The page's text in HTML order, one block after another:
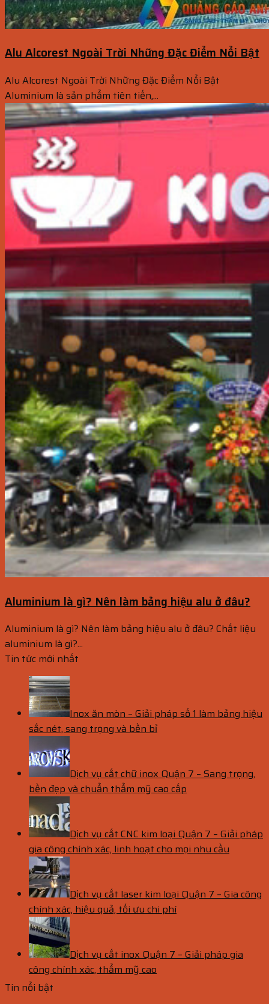
Alu Alcorest Ngoài Trời Những Đặc Điểm Nổi Bật
Alu Alcorest Ngoài Trời Những Đặc Điểm Nổi Bật
Aluminium là sản phẩm tiên tiến,...
Aluminium là gì? Nên làm bảng hiệu alu ở đâu?
Aluminium là gì? Nên làm bảng hiệu alu ở đâu? Chất liệu
aluminium là gì?...
Tin tức mới nhất
Inox ăn mòn – Giải pháp số 1 làm bảng hiệu
sắc nét, sang trọng và bền bỉ
Dịch vụ cắt chữ inox Quận 7 – Sang trọng,
bền đẹp và chuẩn thẩm mỹ cao cấp
Dịch vụ cắt CNC kim loại Quận 7 – Giải pháp
gia công chính xác, linh hoạt cho mọi nhu cầu
Dịch vụ cắt laser kim loại Quận 7 – Gia công
chính xác, hiệu quả, tối ưu chi phí
Dịch vụ cắt inox Quận 7 – Giải pháp gia
công chính xác, thẩm mỹ cao
Tin nổi bật